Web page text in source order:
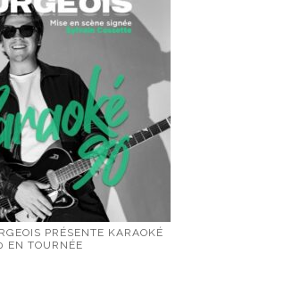
PRÉSENTE KARAOKÉ
EN TOURNÉE